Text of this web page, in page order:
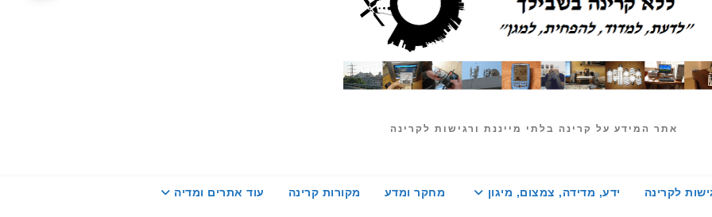
אתר המידע על קרינה בלתי מייננת ורגישות לקרינה
לקרינה ידע, מדידה, צמצום, מיגון מחקר ומדע מקורות קרינה עוד אתרים ומדיה